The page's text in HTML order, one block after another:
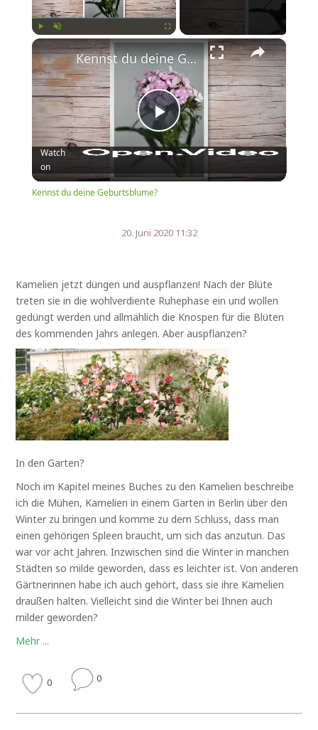
Fullscreen ×
Play
Video
Kennst du deine Geburtsblume?
Watch
on
Kennst du deine Geburtsblume?
20. Juni 2020 11:32
Kamelien jetzt düngen und auspflanzen! Nach der Blüte
treten sie in die wohlverdiente Ruhephase ein und wollen
gedüngt werden und allmählich die Knospen für die Blüten
des kommenden Jahrs anlegen. Aber auspflanzen?
In den Garten?
Noch im Kapitel meines Buches zu den Kamelien beschreibe
ich die Mühen, Kamelien in einem Garten in Berlin über den
Winter zu bringen und komme zu dem Schluss, dass man
einen gehörigen Spleen braucht, um sich das anzutun. Das
war vor acht Jahren. Inzwischen sind die Winter in manchen
Städten so milde geworden, dass es leichter ist. Von anderen
Gärtnerinnen habe ich auch gehört, dass sie ihre Kamelien
draußen halten. Vielleicht sind die Winter bei Ihnen auch
milder geworden?
Mehr ...
0 0